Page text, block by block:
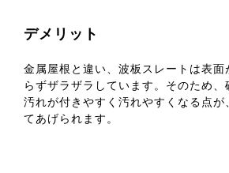
デメリット
金属屋根と違い、波板スレートは表面
らずザラザラしています。そのため
汚れが付きやすく汚れやすくなる点が
てあげられます。